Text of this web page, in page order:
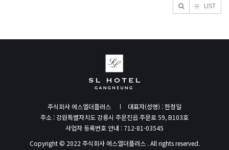
LIST
주식회사 에스엘더플러스
대표자(성명) : 한정일
주소 : 강원특별자치도 강릉시 주문진읍 주문로 59, B103호
사업자 등록번호 안내 : 712-81-03545
Copyright © 2022 주식회사 에스엘더플러스 . All rights reserved.